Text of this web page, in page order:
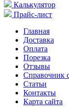
Калькулятор
Прайс-лист
Главная
Доставка
Оплата
Порезка
Отзывы
Справочник
Статьи
Контакты
Карта сайта